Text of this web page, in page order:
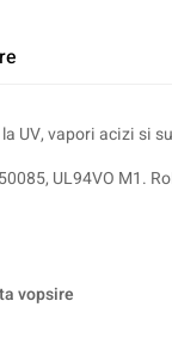
UV, vapori acizi si
UL94VO M1.
vopsire